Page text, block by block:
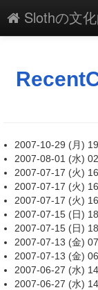
Slothの文
最終更新
2007-10-29 (月)
2007-08-01 (水)
2007-07-17 (火)
2007-07-17 (火)
2007-07-17 (火)
2007-07-15 (日)
2007-07-15 (日)
2007-07-13 (金)
2007-07-13 (金)
2007-06-27 (水)
2007-06-27 (水)